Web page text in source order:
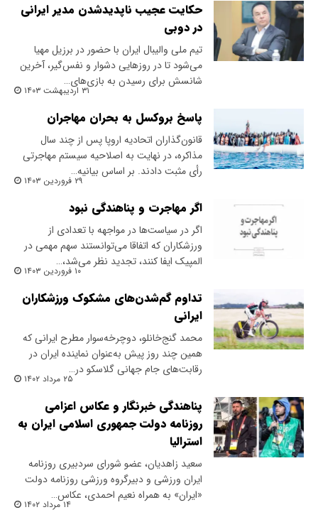
حکایت عجیب ناپدید‌شدن مدیر ایرانی
در دوبی
تیم ملی والیبال ایران با حضور در برزیل مهیا
می‌شود تا در روزهایی دشوار و نفس‌گیر، آخرین
شانسش برای رسیدن به بازی‌های…
۳۱ اردیبهشت ۱۴۰۳
پاسخ بروکسل به بحران مهاجران
‌قانون‌گذاران اتحادیه اروپا پس از چند سال
مذاکره، در نهایت به اصلاحیه سیستم مهاجرتی
رأی مثبت دادند. بر اساس بیانیه…
۲۹ فروردین ۱۴۰۳
اگر مهاجرت و پناهندگی نبود
اگر در سیاست‌ها در مواجهه با تعدادی از
ورزشکاران که اتفاقا می‌توانستند سهم مهمی در
المپیک ایفا کنند، تجدید نظر می‌شد،…
۱۰ فروردین ۱۴۰۳
تداوم گم‌شدن‌های مشکوک ورزشکاران
ایرانی
محمد گنج‌خانلو، دوچرخه‌سوار مطرح ایرانی که
همین چند روز پیش به‌عنوان نماینده ایران در
رقابت‌های جام جهانی گلاسکو در…
۲۵ مرداد ۱۴۰۲
پناهندگی خبرنگار و عکاس اعزامی
روزنامه دولت جمهوری اسلامی ایران به
استرالیا
​سعید زاهدیان، عضو شورای سردبیری روزنامه
ایران ورزشی و دبیرگروه ورزشی روزنامه دولت
«ایران» به همراه نعیم احمدی، عکاس…
۱۴ مرداد ۱۴۰۲